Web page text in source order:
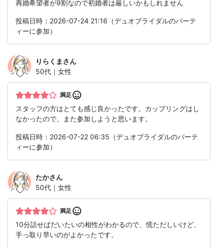
再婚希望者が9割なので初婚者は厳しいかもしれません
投稿日時：2026-07-24 21:16（デュオブライダルのパーテ
ィーに参加）
りらくま さん
50代｜女性
満足
スタッフの方はとても感じ良かったです。カップリングはし
なかったので、また参加しようと思います。
投稿日時：2026-07-22 06:35（デュオブライダルのパーテ
ィーに参加）
たかさん
50代｜女性
満足
10分話せばだいたいの相性がわかるので、慌ただしいけど、
手っ取り早いのがよかったです。